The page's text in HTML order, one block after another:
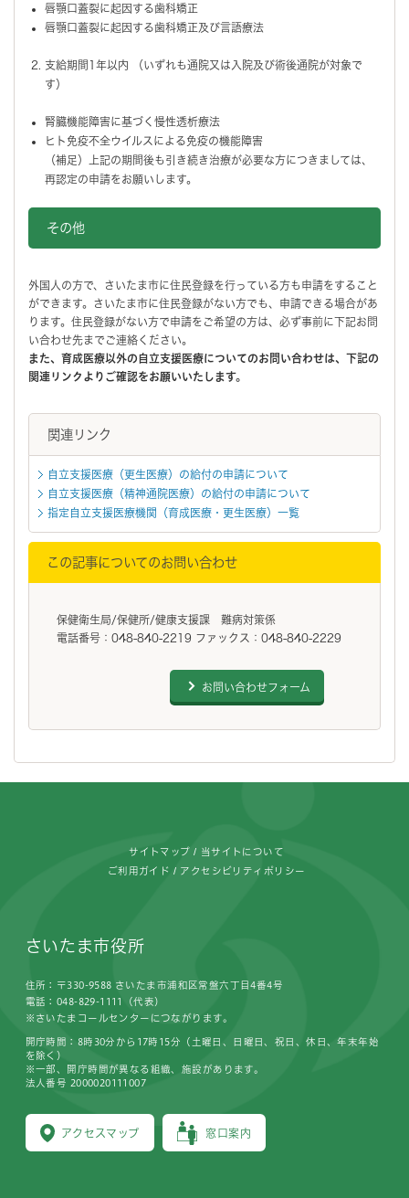
唇顎口蓋裂に起因する歯科矯正
唇顎口蓋裂に起因する歯科矯正及び言語療法
支給期間1年以内 （いずれも通院又は入院及び術後通院が対象で
す）
腎臓機能障害に基づく慢性透析療法
ヒト免疫不全ウイルスによる免疫の機能障害
（補足）上記の期間後も引き続き治療が必要な方につきましては、
再認定の申請をお願いします。
その他
外国人の方で、さいたま市に住民登録を行っている方も申請をすること
ができます。さいたま市に住民登録がない方でも、申請できる場合があ
ります。住民登録がない方で申請をご希望の方は、必ず事前に下記お問
い合わせ先までご連絡ください。
また、育成医療以外の自立支援医療についてのお問い合わせは、下記の
関連リンクよりご確認をお願いいたします。
関連リンク
自立支援医療（更生医療）の給付の申請について
自立支援医療（精神通院医療）の給付の申請について
指定自立支援医療機関（育成医療・更生医療）一覧
この記事についてのお問い合わせ
保健衛生局/保健所/健康支援課 難病対策係
電話番号：048-840-2219 ファックス：048-840-2229
お問い合わせフォーム
サイトマップ 当サイトについて
ご利用ガイド アクセシビリティポリシー
さいたま市役所
住所：〒330-9588 さいたま市浦和区常盤六丁目4番4号
電話：048-829-1111（代表）
※さいたまコールセンターにつながります。
アクセスマップ 窓口案内
開庁時間：8時30分から17時15分（土曜日、日曜日、祝日、休日、年末年始
を除く）
※一部、開庁時間が異なる組織、施設があります。
法人番号 2000020111007